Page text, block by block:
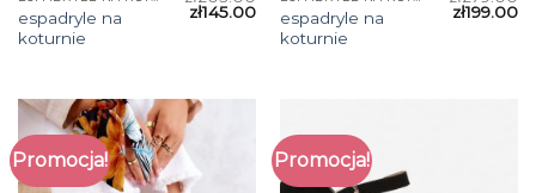
espadryle na
koturnie
zł145.00
espadryle na
koturnie
zł199.00
Promocja! Promocja!